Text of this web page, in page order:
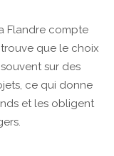
Flandre compte
que le choix
sur des
ce qui donne
et les obligent